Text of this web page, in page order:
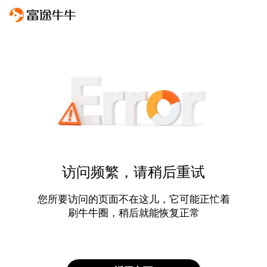
访问频繁，请稍后重试
您所要访问的页面不在这儿，它可能正忙着
刷牛牛圈，稍后就能恢复正常